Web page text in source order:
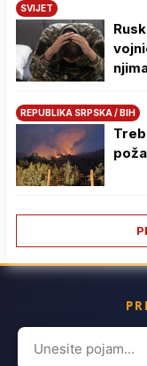
SVIJET
REPUBLIKA SRPSKA / BIH
Search
for: